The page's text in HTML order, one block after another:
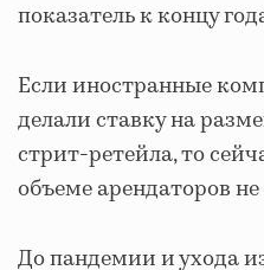
показатель к концу
Если иностранные
делали ставку на
стрит-ретейла, то
объеме арендаторов
До пандемии и ухода